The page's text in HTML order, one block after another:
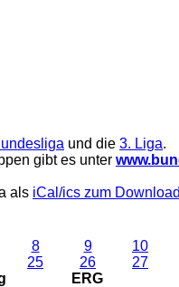
und die 3. Liga.
gibt es unter
als iCal/ics zum Download
8 9 10
25 26 27
ERG